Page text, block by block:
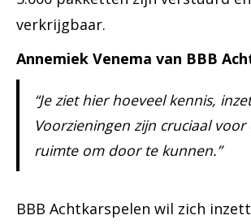
verkrijgbaar.
Annemiek Venema van BBB
“Je ziet hier hoeveel kennis,
Voorzieningen zijn cruciaal
ruimte om door te kunnen.”
BBB Achtkarspelen wil zich